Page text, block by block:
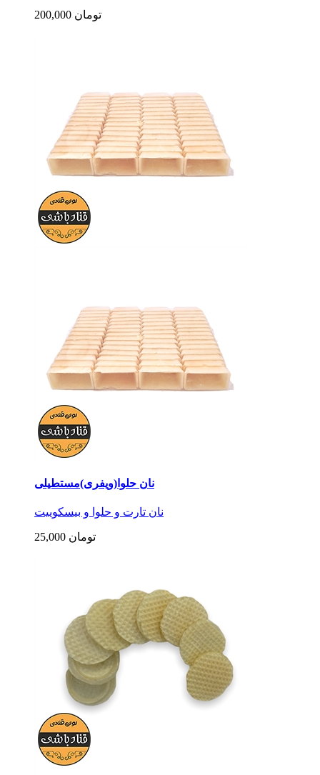
200,000 تومان
نان حلوا(ویفری)مستطیلی
نان تارت و حلوا و بیسکوییت
25,000 تومان